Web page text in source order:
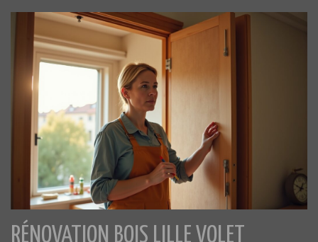
RÉNOVATION BOIS LILLE VOLET